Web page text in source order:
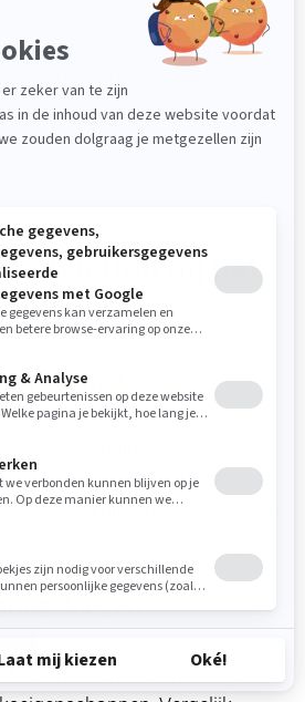
collectie zijn verkrijgbaar in
een persoonlijke uitstraling die
woonstijl. Ontdek de
je adviseren in onze
je op letten bij het
bij aan optimaal comfort.
modellen uit om te ontdekken
kiezen
hebben ieder hun eigen